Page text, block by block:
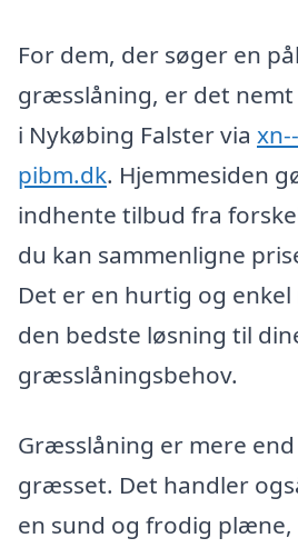
For dem, der søger en
græsslåning, er det
i Nykøbing Falster via
pibm.dk. Hjemmesiden
indhente tilbud fra
du kan sammenligne
Det er en hurtig og
den bedste løsning til
græsslåningsbehov.
Græsslåning er mere
græsset. Det handler
en sund og frodig